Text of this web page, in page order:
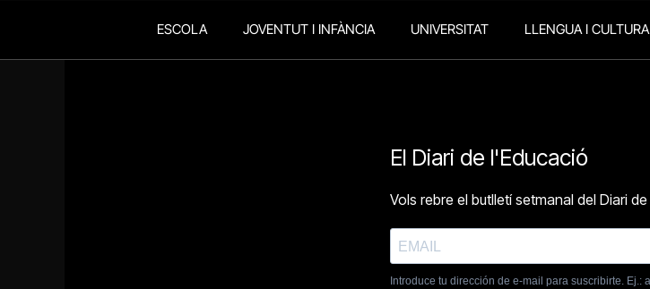
ESCOLA JOVENTUT I INFÀNCIA UNIVERSITAT LLENGUA I CULTURA